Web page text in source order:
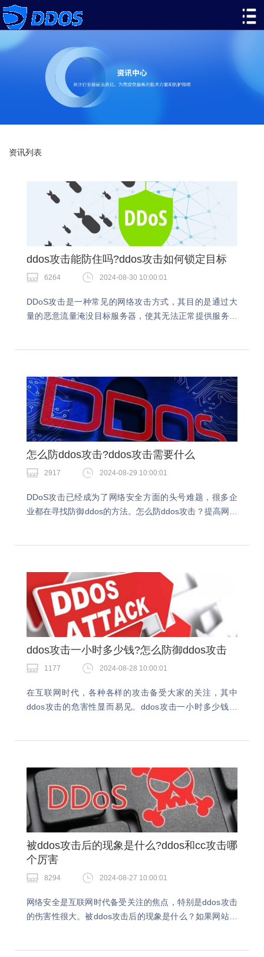
资讯列表
ddos攻击能防住吗?ddos攻击如何锁定目标
6264 2024-08-30 10:00:01
DDoS攻击是一种常见的网络攻击方式，其目的是通过大
量的恶意流量淹没目标服务器，使其无法正常提供服务。
怎么防ddos攻击?ddos攻击需要什么
2917 2024-08-29 10:00:01
DDoS攻击已经成为了网络安全方面的头号难题，很多企
业都在寻找防御ddos的方法。怎么防ddos攻击？提高网络
ddos攻击一小时多少钱?怎么防御ddos攻击
1177 2024-08-28 10:00:01
在互联网时代，各种各样的攻击备受大家的关注，其中
ddos攻击的危害性显而易见。ddos攻击一小时多少钱？
被ddos攻击后的现象是什么?ddos和cc攻击哪
个厉害
8294 2024-08-27 10:00:01
网络安全是互联网时代备受关注的焦点，特别是ddos攻击
的伤害性很大。被ddos攻击后的现象是什么？如果网站服